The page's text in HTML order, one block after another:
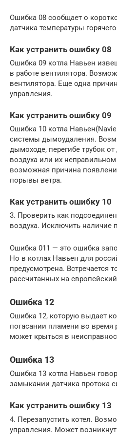
Ошибка 08 сообщает о
датчика температуры
Как устранить ошибку 08
Ошибка 09 котла Навьен
в работе вентилятора.
вентилятора. Еще одна
управления.
Как устранить ошибку 09
Ошибка 10 котла
системы дымоудаления.
дымоходе, перегибе трубок
воздуха или их
возможная причина
порывы ветра.
Как устранить ошибку 10
3. Проверить как
воздуха. Исключить наличие
Ошибка 011 — это ошибка
Но в котлах Навьен для
предусмотрена. Встречается
рассчитанных на
Ошибка 12
Ошибка 12, которую выдает
погасании пламени во время
может крыться в
Ошибка 13
Ошибка 13 котла Навьен
замыкании датчика протока
Как устранить ошибку 13
4. Перезапустить котел.
управления. Может